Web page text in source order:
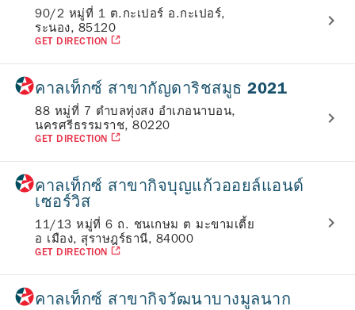
90/2 หมู่ที่ 1 ต.กะเปอร์ อ.กะเปอร์,
ระนอง, 85120
GET DIRECTION
คาลเท็กซ์ สาขากัญดาริชสมูธ 2021
88 หมู่ที่ 7 ตำบลทุ่งสง อำเภอนาบอน,
นครศรีธรรมราช, 80220
GET DIRECTION
คาลเท็กซ์ สาขากิจบุญแก้วออยล์แอนด์
เซอร์วิส
11/13 หมู่ที่ 6 ถ. ชนเกษม ต มะขามเตี้ย
อ เมือง, สุราษฎร์ธานี, 84000
GET DIRECTION
คาลเท็กซ์ สาขากิจวัฒนาบางมูลนาก